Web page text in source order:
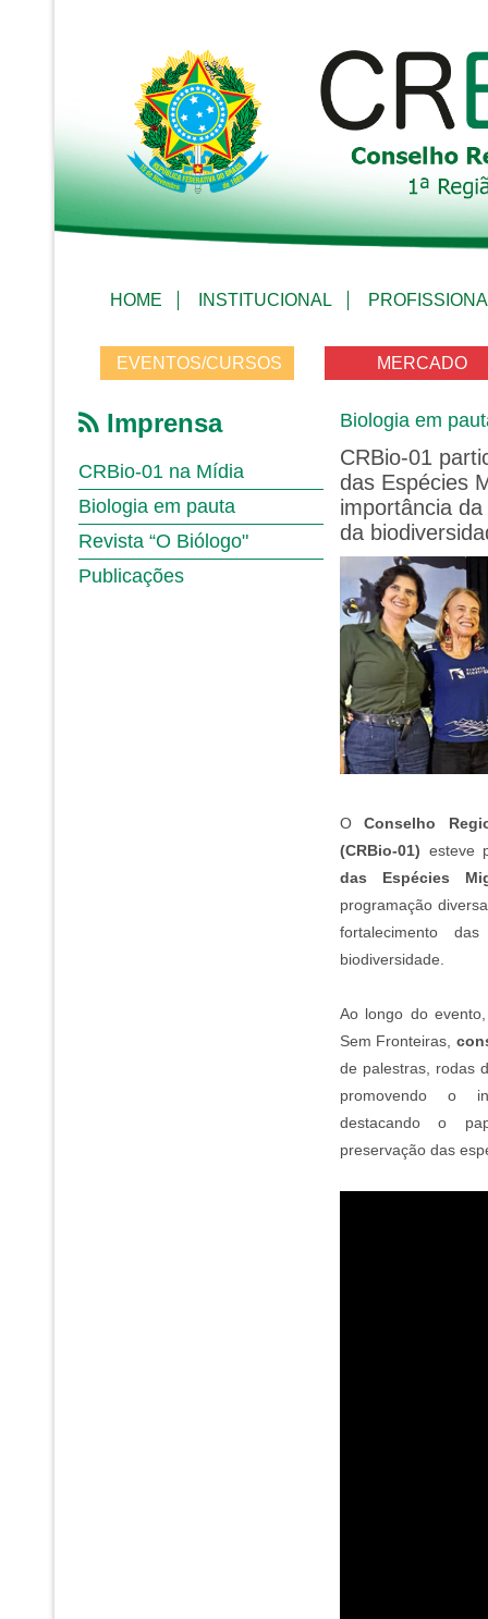
HOME INSTITUCIONAL
EVENTOS/CURSOS MERCADO
Imprensa
CRBio-01 na Mídia
Biologia em pauta
Revista “O Biólogo"
Publicações
Biologia em
CRBio-01
das Espécies
importância
da
OConselho
(CRBio-01) esteve
das Espécies
programação
fortalecimento
biodiversidade.
Ao longo do
Sem Fronteiras,
de palestras, rodas
promovendo o
destacando o
preservação das